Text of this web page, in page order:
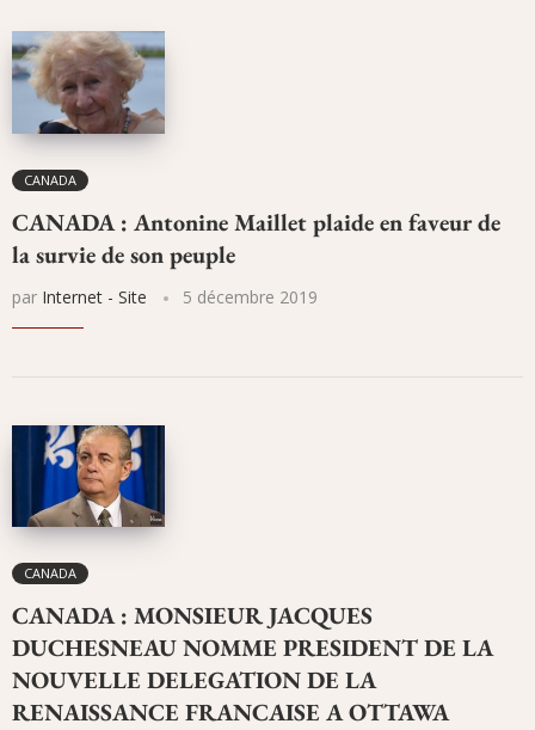
CANADA
CANADA : Antonine Maillet plaide en faveur de
la survie de son peuple
par Internet - Site 5 décembre 2019
CANADA
CANADA : MONSIEUR JACQUES
DUCHESNEAU NOMME PRESIDENT DE LA
NOUVELLE DELEGATION DE LA
RENAISSANCE FRANCAISE A OTTAWA